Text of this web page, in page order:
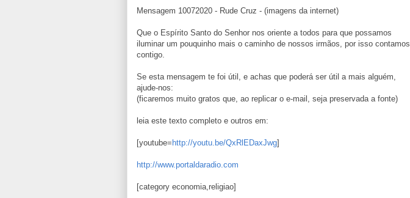
Mensagem 10072020 - Rude Cruz - (imagens da internet)
Que o Espírito Santo do Senhor nos oriente a todos para que possamos
iluminar um pouquinho mais o caminho de nossos irmãos, por isso contamos
contigo.
Se esta mensagem te foi útil, e achas que poderá ser útil a mais alguém,
ajude-nos:
(ficaremos muito gratos que, ao replicar o e-mail, seja preservada a fonte)
leia este texto completo e outros em:
[youtube= http://youtu.be/QxRlEDaxJwg]
http://www.portaldaradio.com
[category economia,religiao]